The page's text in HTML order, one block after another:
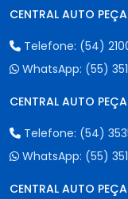
CENTRAL AUTO
Telefone: (54)
WhatsApp: (55)
CENTRAL AUTO
Telefone: (54)
WhatsApp: (55)
CENTRAL AUTO